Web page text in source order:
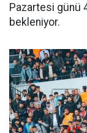
Pazartesi günü
bekleniyor.